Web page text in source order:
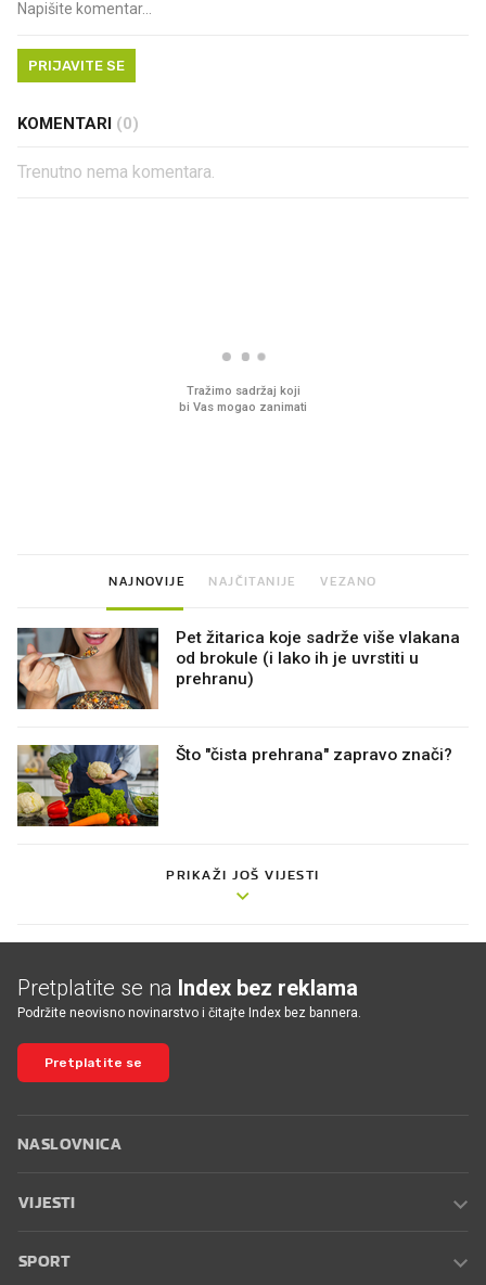
PRIJAVITE SE
KOMENTARI (0)
Trenutno nema komentara.
NAJNOVIJE NAJČITANIJE VEZANO
Pet žitarica koje sadrže više vlakana
od brokule (i lako ih je uvrstiti u
prehranu)
Što "čista prehrana" zapravo znači?
PRIKAŽI JOŠ VIJESTI
Pretplatite se na Index bez reklama
Podržite neovisno novinarstvo i čitajte Index bez bannera.
Pretplatite se
NASLOVNICA
VIJESTI
SPORT